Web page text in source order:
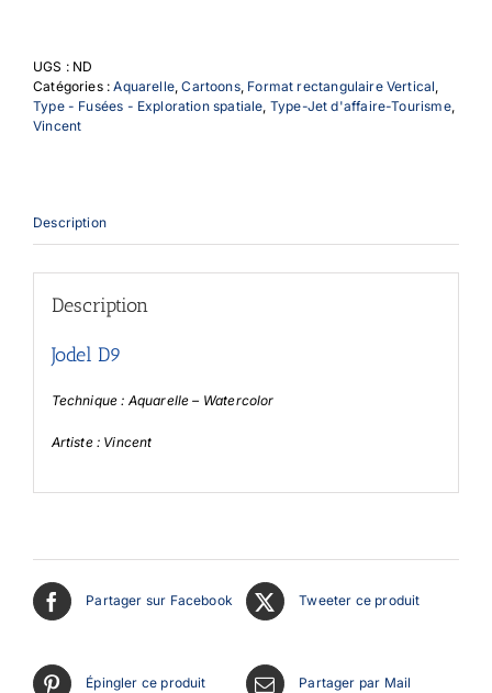
UGS : ND
Catégories :Aquarelle,Cartoons, Format rectangulaire Vertical,
Type - Fusées - Exploration spatiale, Type-Jet d'affaire-Tourisme,
Vincent
Description
Description
Jodel D9
Technique : Aquarelle – Watercolor
Artiste : Vincent
Partager sur Facebook Tweeter ce produit
Épingler ce produit Partager par Mail